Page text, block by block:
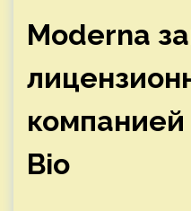
Moderna
Bio